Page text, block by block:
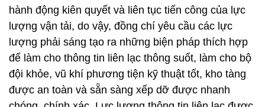
đội khỏe, vũ khí phương tiện kỹ thuật tốt, kho tàng
được an toàn và sẵn sàng xếp dỡ được nhanh
chóng, chính xác. Lực lượng thông tin liên lạc được
xây dựng rộng khắp, bảo đảm thông tin chỉ huy
đồng bộ, liên tục, kịp thời, bí mật, an toàn.
Trước yêu cầu bảo đảm xăng dầu cho chiến trường,